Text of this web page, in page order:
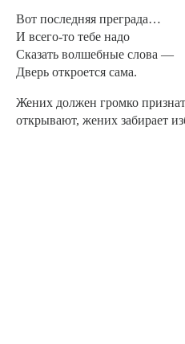
Вот последняя преграда…
И всего-то тебе надо
Сказать волшебные слова —
Дверь откроется сама.
Жених должен громко
открывают, жених забирает